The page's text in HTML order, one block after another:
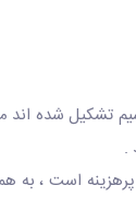
سیم تشکیل شده
.
است ، به